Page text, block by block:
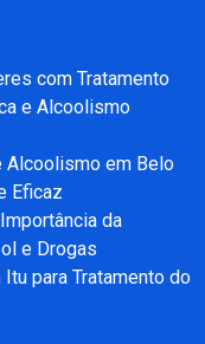
com Tratamento
e Alcoolismo
Alcoolismo em Belo
Eficaz
da
e Drogas
para Tratamento do